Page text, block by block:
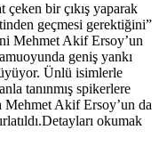
çeken bir çıkış yaparak
geçmesi gerektiğini”
Mehmet Akif Ersoy’un
geniş yankı
Ünlü isimlerle
tanınmış spikerlere
Mehmet Akif Ersoy’un da
okumak